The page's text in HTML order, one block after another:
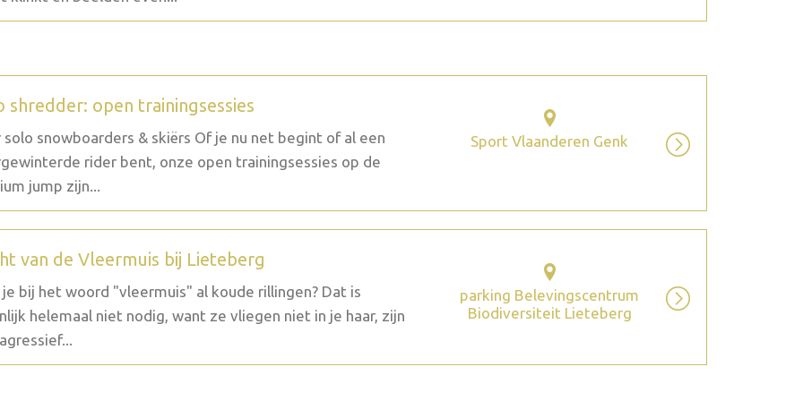
shredder: open trainingsessies
solo snowboarders & skiërs Of je nu net begint of al een
rider bent, onze open trainingsessies op de
jump zijn...
Sport Vlaanderen Genk
van de Vleermuis bij Lieteberg
je bij het woord "vleermuis" al koude rillingen? Dat is
helemaal niet nodig, want ze vliegen niet in je haar, zijn
parking Belevingscentrum
Biodiversiteit Lieteberg